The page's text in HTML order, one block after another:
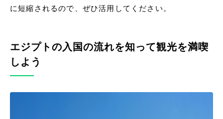
に短縮されるので、ぜひ活用してください。
エジプトの入国の流れを知って観光を満喫
しよう